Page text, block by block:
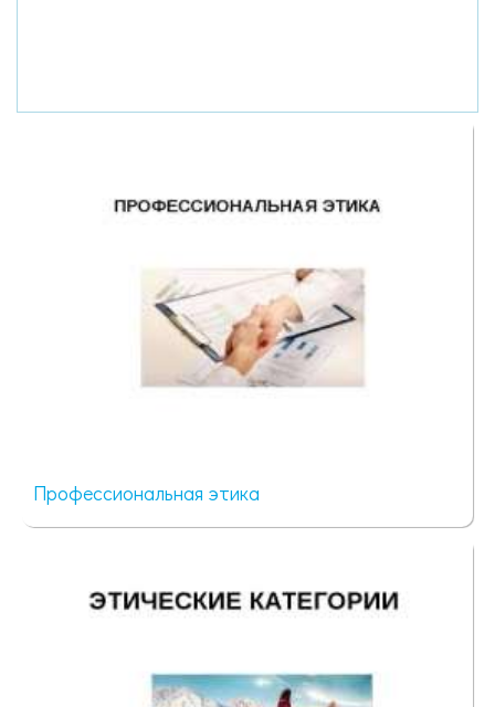
Профессиональная этика